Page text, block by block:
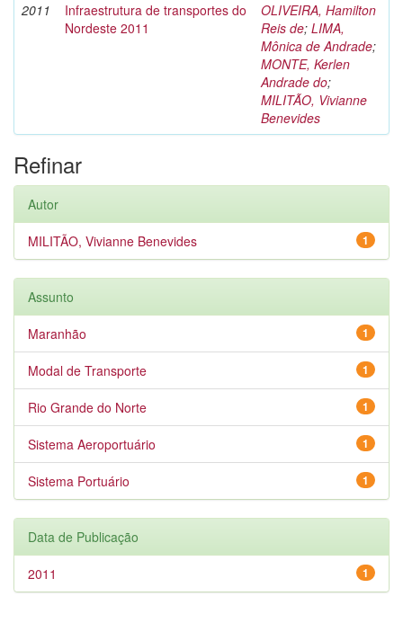
2011
Infraestrutura de transportes do
Nordeste 2011
OLIVEIRA, Hamilton
Reis de; LIMA,
Mônica de Andrade;
MONTE, Kerlen
Andrade do;
MILITÃO, Vivianne
Benevides
Refinar
Autor
1
MILITÃO, Vivianne Benevides
Assunto
1
Maranhão
1
Modal de Transporte
1
Rio Grande do Norte
1
Sistema Aeroportuário
1
Sistema Portuário
Data de Publicação
1
2011